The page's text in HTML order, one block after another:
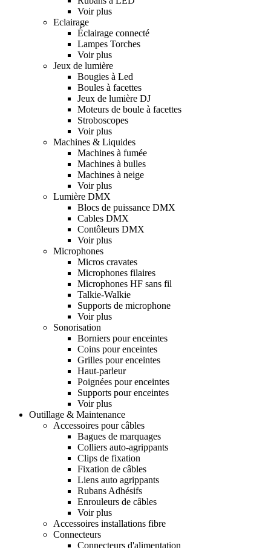
Voir plus
Eclairage
Éclairage connecté
Lampes Torches
Voir plus
Jeux de lumière
Bougies à Led
Boules à facettes
Jeux de lumière DJ
Moteurs de boule à facettes
Stroboscopes
Voir plus
Machines & Liquides
Machines à fumée
Machines à bulles
Machines à neige
Voir plus
Lumière DMX
Blocs de puissance DMX
Cables DMX
Contôleurs DMX
Voir plus
Microphones
Micros cravates
Microphones filaires
Microphones HF sans fil
Talkie-Walkie
Supports de microphone
Voir plus
Sonorisation
Borniers pour enceintes
Coins pour enceintes
Grilles pour enceintes
Haut-parleur
Poignées pour enceintes
Supports pour enceintes
Voir plus
Outillage & Maintenance
Accessoires pour câbles
Bagues de marquages
Colliers auto-agrippants
Clips de fixation
Fixation de câbles
Liens auto agrippants
Rubans Adhésifs
Enrouleurs de câbles
Voir plus
Accessoires installations fibre
Connecteurs
Connecteurs d'alimentation